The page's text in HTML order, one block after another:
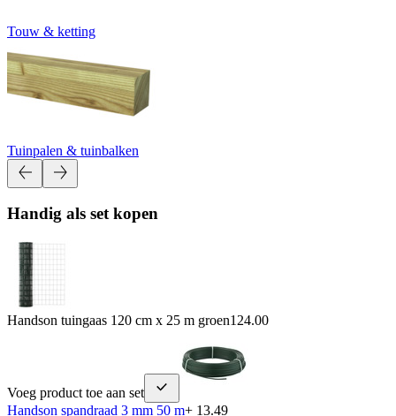
Touw & ketting
Tuinpalen & tuinbalken
Handig als set kopen
Handson tuingaas 120 cm x 25 m groen124.00
Voeg product toe aan set
Handson spandraad 3 mm 50 m+ 13.49